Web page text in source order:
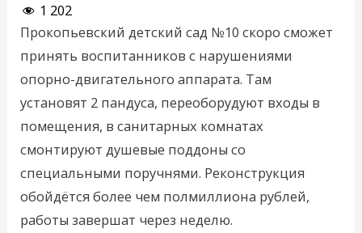
1 202
Прокопьевский детский сад №10 скоро сможет
принять воспитанников с нарушениями
опорно-двигательного аппарата. Там
установят 2 пандуса, переоборудуют входы в
помещения, в санитарных комнатах
смонтируют душевые поддоны со
специальными поручнями. Реконструкция
обойдётся более чем полмиллиона рублей,
работы завершат через неделю.